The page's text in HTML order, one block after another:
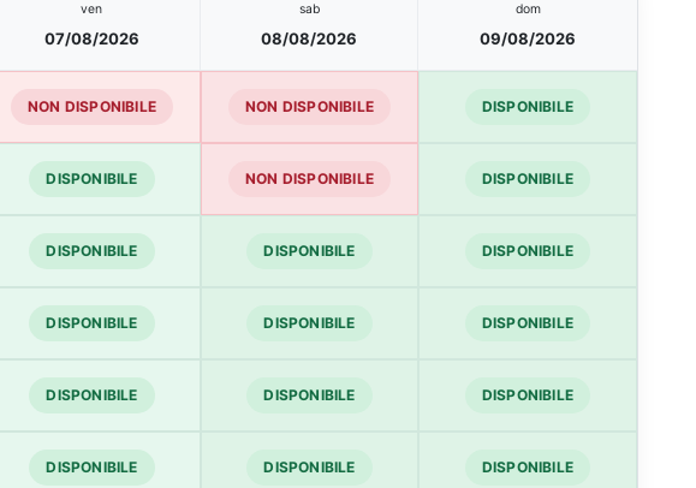
ven
07/08/2026
sab
08/08/2026
dom
09/08/2026
NON DISPONIBILE NON DISPONIBILE DISPONIBILE
DISPONIBILE NON DISPONIBILE DISPONIBILE
DISPONIBILE DISPONIBILE DISPONIBILE
DISPONIBILE DISPONIBILE DISPONIBILE
DISPONIBILE DISPONIBILE DISPONIBILE
DISPONIBILE DISPONIBILE DISPONIBILE